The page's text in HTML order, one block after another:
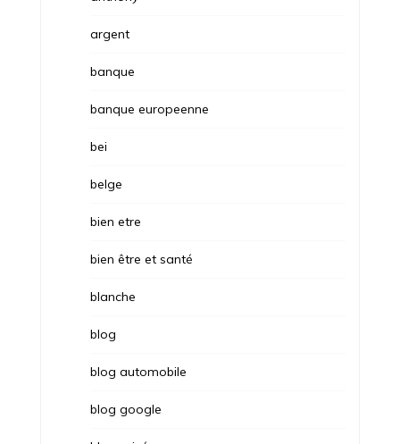
argent
banque
banque europeenne
bei
belge
bien etre
bien être et santé
blanche
blog
blog automobile
blog google